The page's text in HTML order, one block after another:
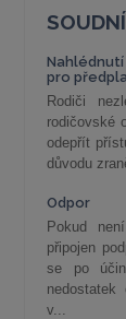
pro
Rodiči
rodičovské
odepřít
důvodu
Odpor
Pokud
připojen
se po
nedostatek
v...